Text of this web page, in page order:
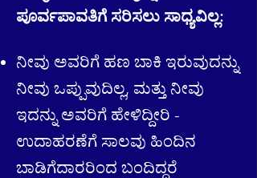
ಪೂರ್ವಪಾವತಿಗೆ ಸರಿಸಲು ಸಾಧ್ಯವಿಲ್ಲ:
ನೀವು ಅವರಿಗೆ ಹಣ ಬಾಕಿ ಇರುವುದನ್ನು
ನೀವು ಒಪ್ಪುವುದಿಲ್ಲ, ಮತ್ತು ನೀವು
ಇದನ್ನು ಅವರಿಗೆ ಹೇಳಿದ್ದೀರಿ -
ಉದಾಹರಣೆಗೆ ಸಾಲವು ಹಿಂದಿನ
ಬಾಡಿಗೆದಾರರಿಂದ ಬಂದಿದ್ದರೆ